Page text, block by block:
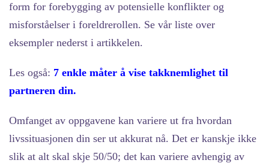
form for forebygging av potensielle konflikter og
misforståelser i foreldrerollen. Se vår liste over
eksempler nederst i artikkelen.
Les også: 7 enkle måter å vise takknemlighet til
partneren din.
Omfanget av oppgavene kan variere ut fra hvordan
livssituasjonen din ser ut akkurat nå. Det er kanskje ikke
slik at alt skal skje 50/50; det kan variere avhengig av